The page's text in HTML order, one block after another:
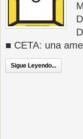
■ CETA: una
Sigue Leyendo...